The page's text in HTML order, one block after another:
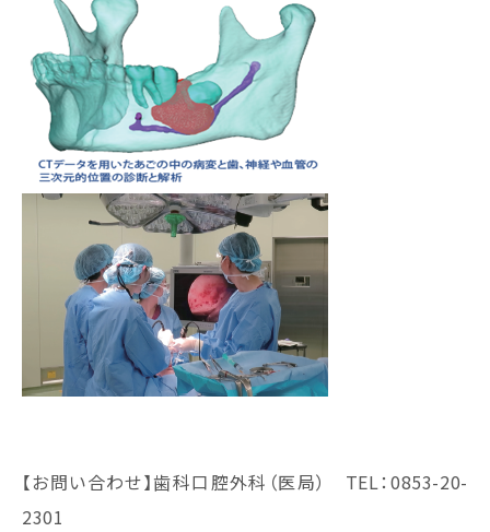
【お問い合わせ】歯科口腔外科（医局） TEL：0853-20-
2301